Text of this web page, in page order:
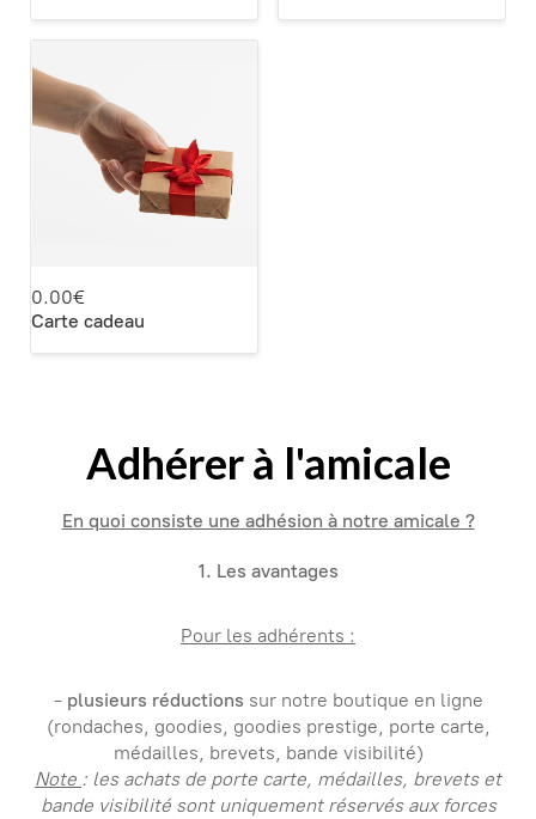
0.00€
Carte cadeau
Adhérer à l'amicale
En quoi consiste une adhésion à notre amicale ?
1. Les avantages
Pour les adhérents :
- plusieurs réductions sur notre boutique en ligne
(rondaches, goodies, goodies prestige, porte carte,
médailles, brevets, bande visibilité)
Note : les achats de porte carte, médailles, brevets et
bande visibilité sont uniquement réservés aux forces